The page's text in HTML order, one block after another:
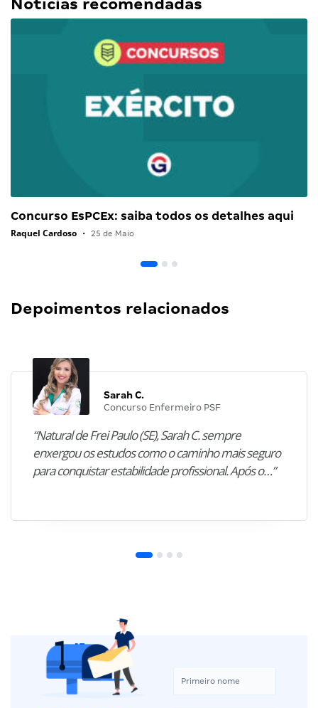
Notícias recomendadas
Concurso EsPCEx: saiba todos os detalhes aqui
Raquel Cardoso • 25 de Maio
Depoimentos relacionados
Sarah C.
Concurso Enfermeiro PSF
“Natural de Frei Paulo (SE), Sarah C. sempre
enxergou os estudos como o caminho mais seguro
para conquistar estabilidade profissional. Após o…”